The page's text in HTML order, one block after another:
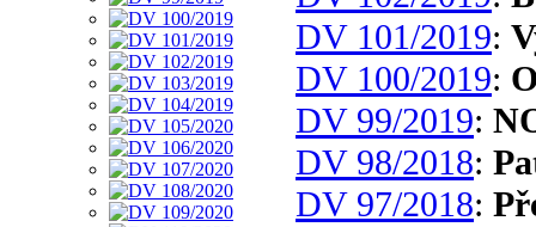
DV 101/2019:
DV 100/2019:
DV 99/2019:
DV 98/2018:
DV 97/2018: